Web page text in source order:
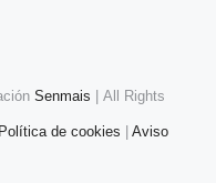
Senmais | All Rights
Política de cookies Aviso